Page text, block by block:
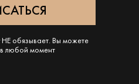
НЕ обязывает. Вы можете
в любой момент